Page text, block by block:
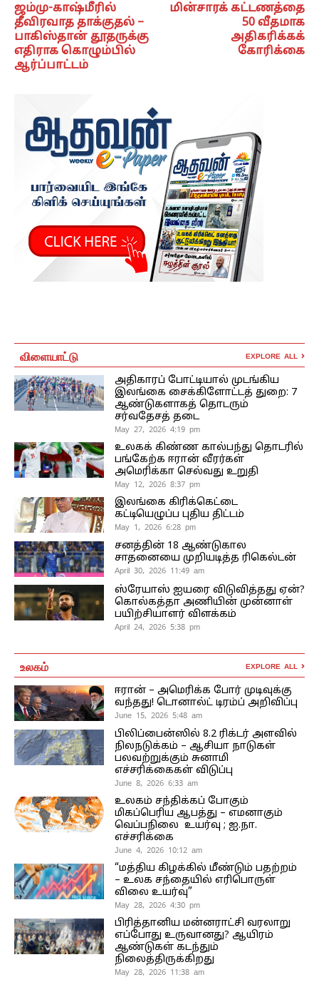
ஜம்மு-காஷ்மீரில்
தீவிரவாத தாக்குதல் –
பாகிஸ்தான் தூதருக்கு
எதிராக கொழும்பில்
ஆர்ப்பாட்டம்
மின்சாரக் கட்டணத்தை
50 வீதமாக
அதிகரிக்கக்
கோரிக்கை
விளையாட்டு EXPLORE ALL
அதிகாரப் போட்டியால் முடங்கிய
இலங்கை சைக்கிளோட்டத் துறை: 7
ஆண்டுகளாகத் தொடரும்
சர்வதேசத் தடை
May 27, 2026 4:19 pm
உலகக் கிண்ண கால்பந்து தொடரில்
பங்கேற்க ஈரான் வீரர்கள்
அமெரிக்கா செல்வது உறுதி
May 12, 2026 8:37 pm
இலங்கை கிரிக்கெட்டை
கட்டியெழுப்ப புதிய திட்டம்
May 1, 2026 6:28 pm
சனத்தின் 18 ஆண்டுகால
சாதனையை முறியடித்த ரிகெல்டன்
April 30, 2026 11:49 am
ஸ்ரேயாஸ் ஐயரை விடுவித்தது ஏன்?
கொல்கத்தா அணியின் முன்னாள்
பயிற்சியாளர் விளக்கம்
April 24, 2026 5:38 pm
உலகம் EXPLORE ALL
ஈரான் – அமெரிக்க போர் முடிவுக்கு
வந்தது! டொனால்ட் டிரம்ப் அறிவிப்பு
June 15, 2026 5:48 am
பிலிப்பைன்ஸில் 8.2 ரிக்டர் அளவில்
நிலநடுக்கம் – ஆசியா நாடுகள்
பலவற்றுக்கும் சுனாமி
எச்சரிக்கைகள் விடுப்பு
June 8, 2026 6:33 am
உலகம் சந்திக்கப் போகும்
மிகப்பெரிய ஆபத்து – எமனாகும்
வெப்பநிலை உயர்வு ; ஐ.நா.
எச்சரிக்கை
June 4, 2026 10:12 am
“மத்திய கிழக்கில் மீண்டும் பதற்றம்
– உலக சந்தையில் எரிபொருள்
விலை உயர்வு”
May 28, 2026 4:30 pm
பிரித்தானிய மன்னராட்சி வரலாறு
எப்போது உருவானது? ஆயிரம்
ஆண்டுகள் கடந்தும்
நிலைத்திருக்கிறது
May 28, 2026 11:38 am